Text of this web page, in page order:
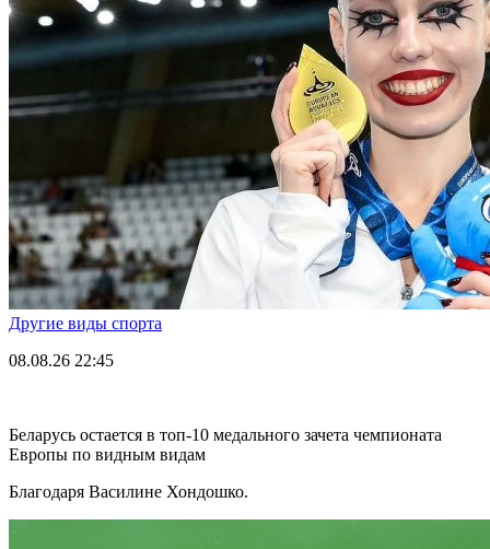
Другие виды спорта
08.08.26 22:45
Беларусь остается в топ-10 медального зачета чемпионата
Европы по видным видам
Благодаря Василине Хондошко.